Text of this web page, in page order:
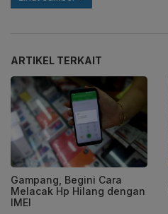
ARTIKEL TERKAIT
Gampang, Begini Cara
Melacak Hp Hilang dengan
IMEI